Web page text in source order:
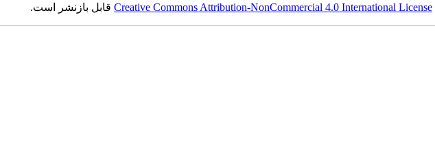
Creative Commons Attribution-NonCommercial 4.0 International Licenseقابل بازنشر است.